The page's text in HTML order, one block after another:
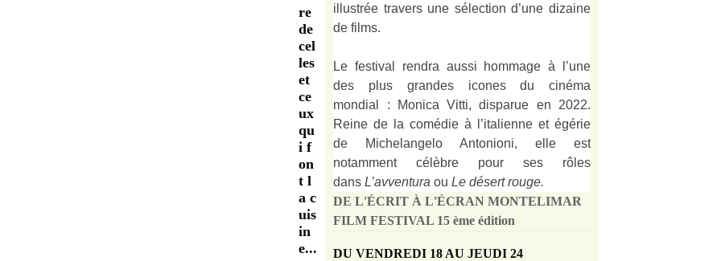
re
de
cel
les
et
ce
ux
qu
i f
on
t l
a c
uis
in
e...
illustrée travers une sélection d’une dizaine
de films.
Le festival rendra aussi hommage à l’une
des plus grandes icones du cinéma
mondial : Monica Vitti, disparue en 2022.
Reine de la comédie à l’italienne et égérie
de Michelangelo Antonioni, elle est
notamment célèbre pour ses rôles
dans L’avventura ou Le désert rouge.
DE L'ÉCRIT À L'ÉCRAN MONTELIMAR
FILM FESTIVAL 15 ème édition
DU VENDREDI 18 AU JEUDI 24